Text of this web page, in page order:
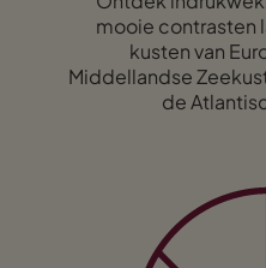
mooie contrasten
kusten van
Middellandse
de